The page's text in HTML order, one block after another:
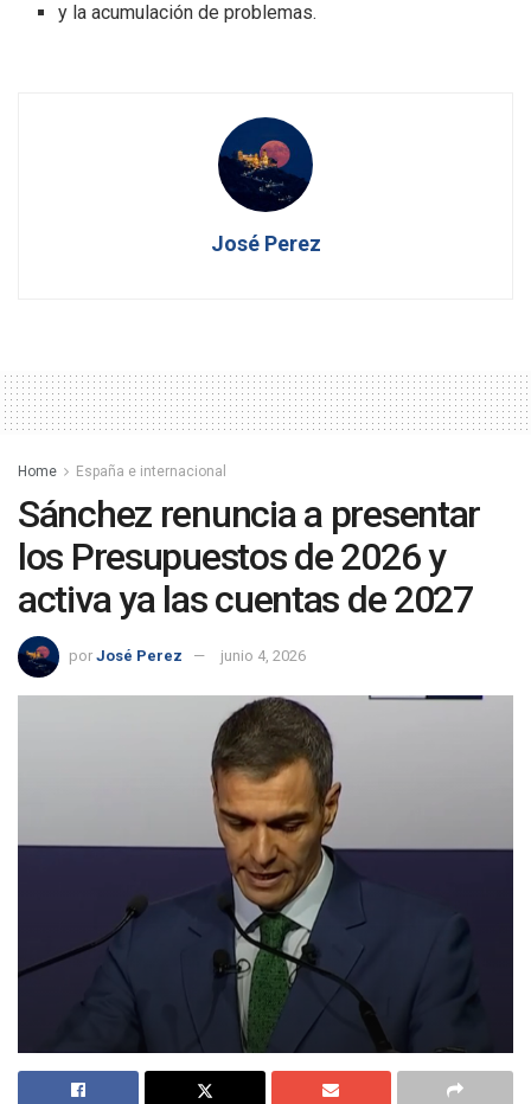
y la acumulación de problemas.
José Perez
Home España e internacional
Sánchez renuncia a presentar
los Presupuestos de 2026 y
activa ya las cuentas de 2027
por José Perez junio 4, 2026